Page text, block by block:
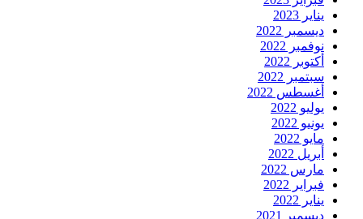
يناير 2023
ديسمبر 2022
نوفمبر 2022
أكتوبر 2022
سبتمبر 2022
أغسطس 2022
يوليو 2022
يونيو 2022
مايو 2022
أبريل 2022
مارس 2022
فبراير 2022
يناير 2022
ديسمبر 2021